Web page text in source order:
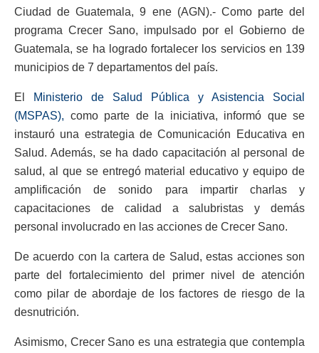
Ciudad de Guatemala, 9 ene (AGN).- Como parte del
programa Crecer Sano, impulsado por el Gobierno de
Guatemala, se ha logrado fortalecer los servicios en 139
municipios de 7 departamentos del país.
El
Ministerio de Salud Pública y Asistencia Social
(MSPAS), como parte de la iniciativa, informó que se
instauró una estrategia de Comunicación Educativa en
Salud. Además, se ha dado capacitación al personal de
salud, al que se entregó material educativo y equipo de
amplificación de sonido para impartir charlas y
capacitaciones de calidad a salubristas y demás
personal involucrado en las acciones de Crecer Sano.
De acuerdo con la cartera de Salud, estas acciones son
parte del fortalecimiento del primer nivel de atención
como pilar de abordaje de los factores de riesgo de la
desnutrición.
Asimismo, Crecer Sano es una estrategia que contempla